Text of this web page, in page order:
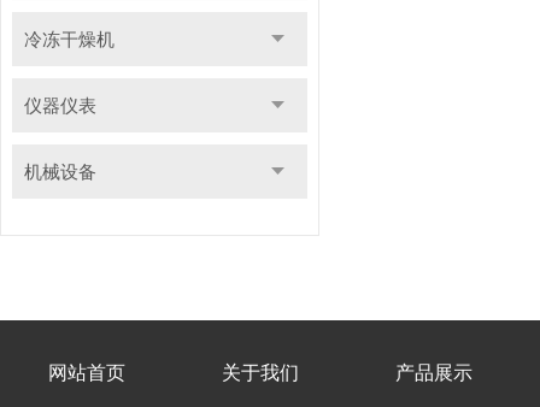
冷冻干燥机
仪器仪表
机械设备
网站首页 关于我们 产品展示